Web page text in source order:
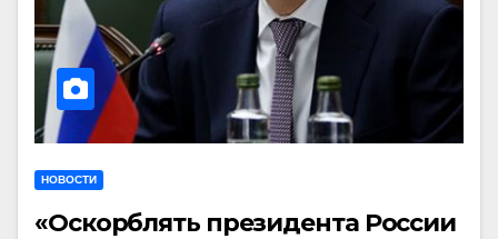
НОВОСТИ
«Оскорблять президента России